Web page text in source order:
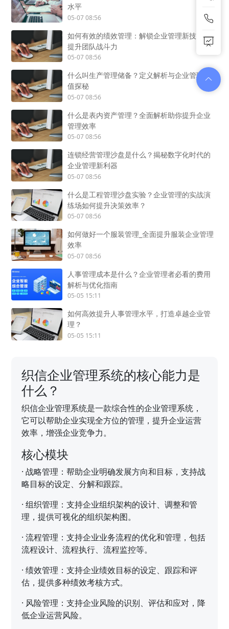
水平
05-07 08:56
如何有效的绩效管理：解锁企业管理新技能，
提升团队战斗力
05-07 08:56
什么叫生产管理储备？定义解析与企业管理价
值探秘
05-07 08:56
什么是表内资产管理？全面解析助你提升企业
管理效率
05-07 08:56
连锁经营管理沙盘是什么？揭秘数字化时代的
企业管理新利器
05-07 08:56
什么是工程管理沙盘实验？企业管理的实战演
练场如何提升决策效率？
05-07 08:56
如何做好一个服装管理_全面提升服装企业管理
效率
05-07 08:56
人事管理成本是什么？企业管理者必看的费用
解析与优化指南
05-05 15:11
如何高效提升人事管理水平，打造卓越企业管
理？
05-05 15:11
织信企业管理系统的核心能力是
什么？
织信企业管理系统是一款综合性的企业管理系统，
它可以帮助企业实现全方位的管理，提升企业运营
效率，增强企业竞争力。
核心模块
·战略管理：帮助企业明确发展方向和目标，支持战
略目标的设定、分解和跟踪。
·组织管理：支持企业组织架构的设计、调整和管
理，提供可视化的组织架构图。
·流程管理：支持企业业务流程的优化和管理，包括
流程设计、流程执行、流程监控等。
·绩效管理：支持企业绩效目标的设定、跟踪和评
估，提供多种绩效考核方式。
· 风险管理：支持企业风险的识别、评估和应对，降
低企业运营风险。